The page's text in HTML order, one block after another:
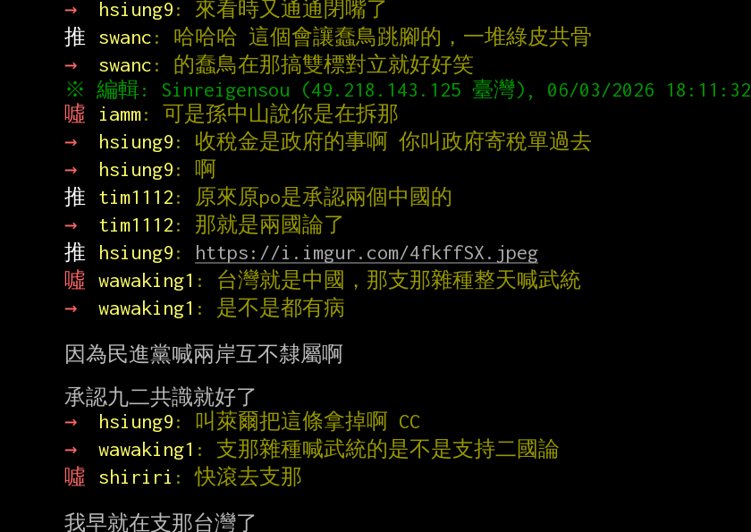
→ hsiung9: 來看時又通通閉嘴了
推
swanc: 哈哈哈 這個會讓蠢鳥跳腳的，一堆綠皮共骨
→
swanc: 的蠢鳥在那搞雙標對立就好好笑
※ 編輯: Sinreigensou (49.218.143.125 臺灣), 06/03/2026 18:11:32
噓
iamm: 可是孫中山說你是在拆那
→
hsiung9: 收稅金是政府的事啊 你叫政府寄稅單過去
→
hsiung9: 啊
推
tim1112: 原來原po是承認兩個中國的
→
tim1112: 那就是兩國論了
推
hsiung9: https://i.imgur.com/4fkffSX.jpeg
噓 wawaking1 : 台灣就是中國，那支那雜種整天喊武統
→
wawaking1 : 是不是都有病
因為民進黨喊兩岸互不隸屬啊
→
hsiung9: 叫萊爾把這條拿掉啊 CC
→
wawaking1 : 支那雜種喊武統的是不是支持二國論
噓
shiriri : 快滾去支那